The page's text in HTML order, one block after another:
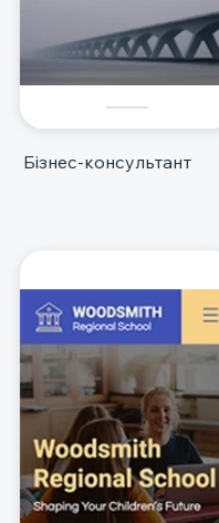
Бізнес-консультант